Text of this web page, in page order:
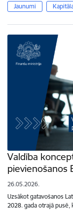
Jaunumi
Valdība
pievienošanos
26.05.2026.
Uzsākot gatavošanos
2028. gada otrajā pusē,